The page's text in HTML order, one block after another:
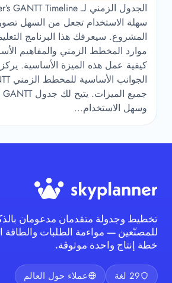
سهلة الاستخدام تجعل من السهل
المشروع. سيعرفك هذا البرنامج
موارد المخطط الزمني والمفاهيم
كيفية عمل هذه الميزة الأساسية.
وسهل الاستخدام...
تخطيط وجدولة متقدمان مدعومان
للمصنّعين — مواءمة الطلبات والطاقة
خطة إنتاج واحدة موثوقة.
29 لغة عملاء حول العالم